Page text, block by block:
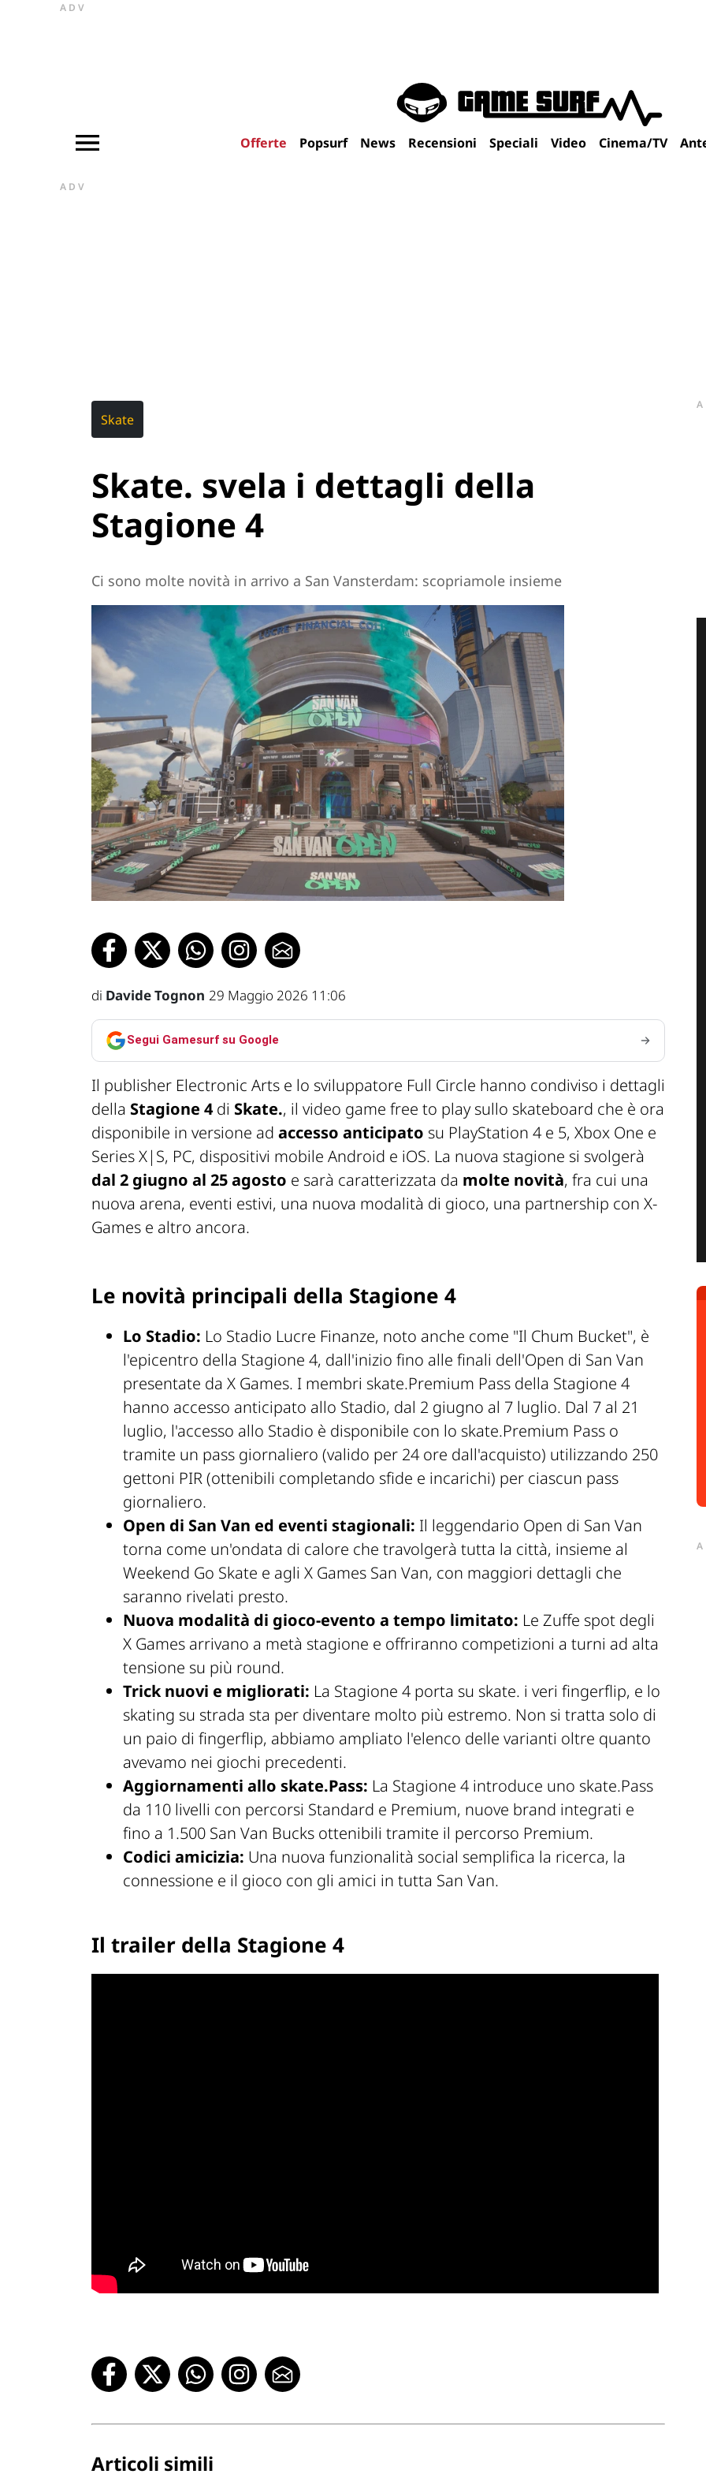
ADV
Offerte Popsurf News Recensioni Speciali Video Cinema/TV
ADV
Skate
Skate. svela i dettagli della
Stagione 4
Ci sono molte novità in arrivo a San Vansterdam: scopriamole insieme
di Davide Tognon 29 Maggio 2026 11:06
Segui Gamesurf su Google
Il publisher Electronic Arts e lo sviluppatore Full Circle hanno condiviso i dettagli
della Stagione 4di Skate., il video game free to play sullo skateboard che è ora
disponibile in versione ad accesso anticipato su PlayStation 4 e 5, Xbox One e
Series X|S, PC, dispositivi mobile Android e iOS. La nuova stagione si svolgerà
dal 2 giugno al 25 agosto e sarà caratterizzata da molte novità, fra cui una
nuova arena, eventi estivi, una nuova modalità di gioco, una partnership con X-
Games e altro ancora.
Le novità principali della Stagione 4
Lo Stadio: Lo Stadio Lucre Finanze, noto anche come "Il Chum Bucket", è
l'epicentro della Stagione 4, dall'inizio fino alle finali dell'Open di San Van
presentate da X Games. I membri skate.Premium Pass della Stagione 4
hanno accesso anticipato allo Stadio, dal 2 giugno al 7 luglio. Dal 7 al 21
luglio, l'accesso allo Stadio è disponibile con lo skate.Premium Pass o
tramite un pass giornaliero (valido per 24 ore dall'acquisto) utilizzando 250
gettoni PIR (ottenibili completando sfide e incarichi) per ciascun pass
giornaliero.
Open di San Van ed eventi stagionali: Il leggendario Open di San Van
torna come un'ondata di calore che travolgerà tutta la città, insieme al
Weekend Go Skate e agli X Games San Van, con maggiori dettagli che
saranno rivelati presto.
Nuova modalità di gioco-evento a tempo limitato: Le Zuffe spot degli
X Games arrivano a metà stagione e offriranno competizioni a turni ad alta
tensione su più round.
Trick nuovi e migliorati: La Stagione 4 porta su skate. i veri fingerflip, e lo
skating su strada sta per diventare molto più estremo. Non si tratta solo di
un paio di fingerflip, abbiamo ampliato l'elenco delle varianti oltre quanto
avevamo nei giochi precedenti.
Aggiornamenti allo skate.Pass: La Stagione 4 introduce uno skate.Pass
da 110 livelli con percorsi Standard e Premium, nuove brand integrati e
fino a 1.500 San Van Bucks ottenibili tramite il percorso Premium.
Codici amicizia: Una nuova funzionalità social semplifica la ricerca, la
connessione e il gioco con gli amici in tutta San Van.
Il trailer della Stagione 4
Articoli simili